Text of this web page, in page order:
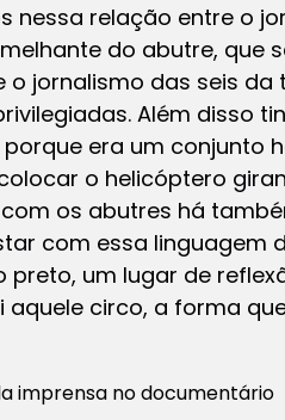
nessa relação entre o
do abutre, que
jornalismo das seis
Além disso
era um conjunto
o helicóptero
os abutres há
com essa linguagem
um lugar de
circo, a forma
imprensa no documentário